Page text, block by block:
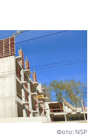
Фото: NSP